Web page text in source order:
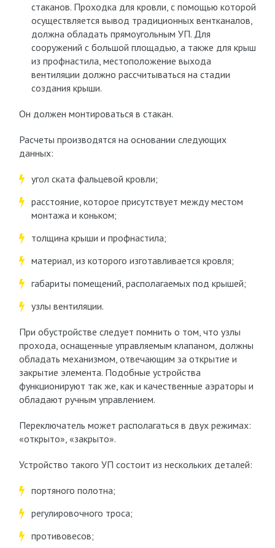
стаканов. Проходка для кровли, с помощью которой
осуществляется вывод традиционных вентканалов,
должна обладать прямоугольным УП. Для
сооружений с большой площадью, а также для крыш
из профнастила, местоположение выхода
вентиляции должно рассчитываться на стадии
создания крыши.
Он должен монтироваться в стакан.
Расчеты производятся на основании следующих
данных:
угол ската фальцевой кровли;
расстояние, которое присутствует между местом
монтажа и коньком;
толщина крыши и профнастила;
материал, из которого изготавливается кровля;
габариты помещений, располагаемых под крышей;
узлы вентиляции.
При обустройстве следует помнить о том, что узлы
прохода, оснащенные управляемым клапаном, должны
обладать механизмом, отвечающим за открытие и
закрытие элемента. Подобные устройства
функционируют так же, как и качественные аэраторы и
обладают ручным управлением.
Переключатель может располагаться в двух режимах:
«открыто», «закрыто».
Устройство такого УП состоит из нескольких деталей:
портяного полотна;
регулировочного троса;
противовесов;